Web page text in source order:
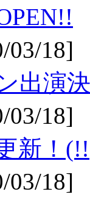
03/18]
出演
03/18]
新！(!!
03/18]